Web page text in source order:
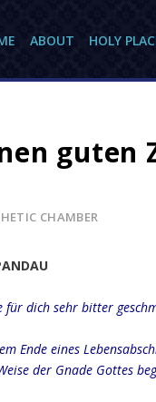
ABOUT HOLY
guten
CHAMBER
dich sehr bitter
Ende eines
der Gnade Gottes